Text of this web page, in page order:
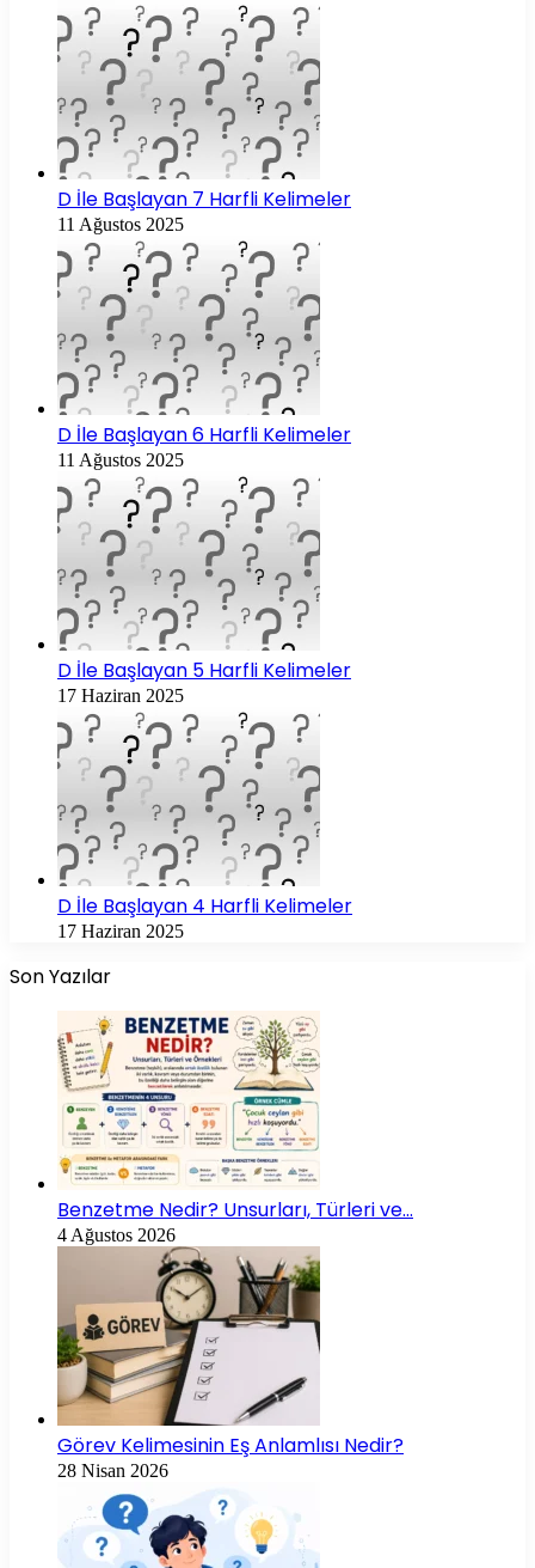
D İle Başlayan 7 Harfli Kelimeler
11 Ağustos 2025
D İle Başlayan 6 Harfli Kelimeler
11 Ağustos 2025
D İle Başlayan 5 Harfli Kelimeler
17 Haziran 2025
D İle Başlayan 4 Harfli Kelimeler
17 Haziran 2025
Son Yazılar
Benzetme Nedir? Unsurları, Türleri ve…
4 Ağustos 2026
Görev Kelimesinin Eş Anlamlısı Nedir?
28 Nisan 2026